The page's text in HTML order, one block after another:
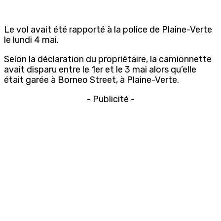
Le vol avait été rapporté à la police de Plaine-Verte
le lundi 4 mai.
Selon la déclaration du propriétaire, la camionnette
avait disparu entre le 1er et le 3 mai alors qu’elle
était garée à Borneo Street, à Plaine-Verte.
- Publicité -